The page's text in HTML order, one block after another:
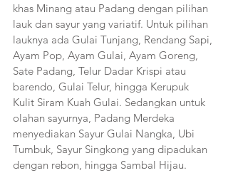
khas Minang atau Padang dengan pilihan
lauk dan sayur yang variatif. Untuk pilihan
lauknya ada Gulai Tunjang, Rendang Sapi,
Ayam Pop, Ayam Gulai, Ayam Goreng,
Sate Padang, Telur Dadar Krispi atau
barendo, Gulai Telur, hingga Kerupuk
Kulit Siram Kuah Gulai. Sedangkan untuk
olahan sayurnya, Padang Merdeka
menyediakan Sayur Gulai Nangka, Ubi
Tumbuk, Sayur Singkong yang dipadukan
dengan rebon, hingga Sambal Hijau.